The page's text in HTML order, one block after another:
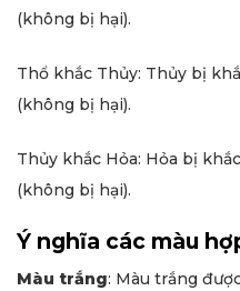
(không bị hại).
Thổ khắc Thủy: Thủy bị
(không bị hại).
Thủy khắc Hỏa: Hỏa bị
(không bị hại).
Ý nghĩa các màu
Màu trắng: Màu trắng